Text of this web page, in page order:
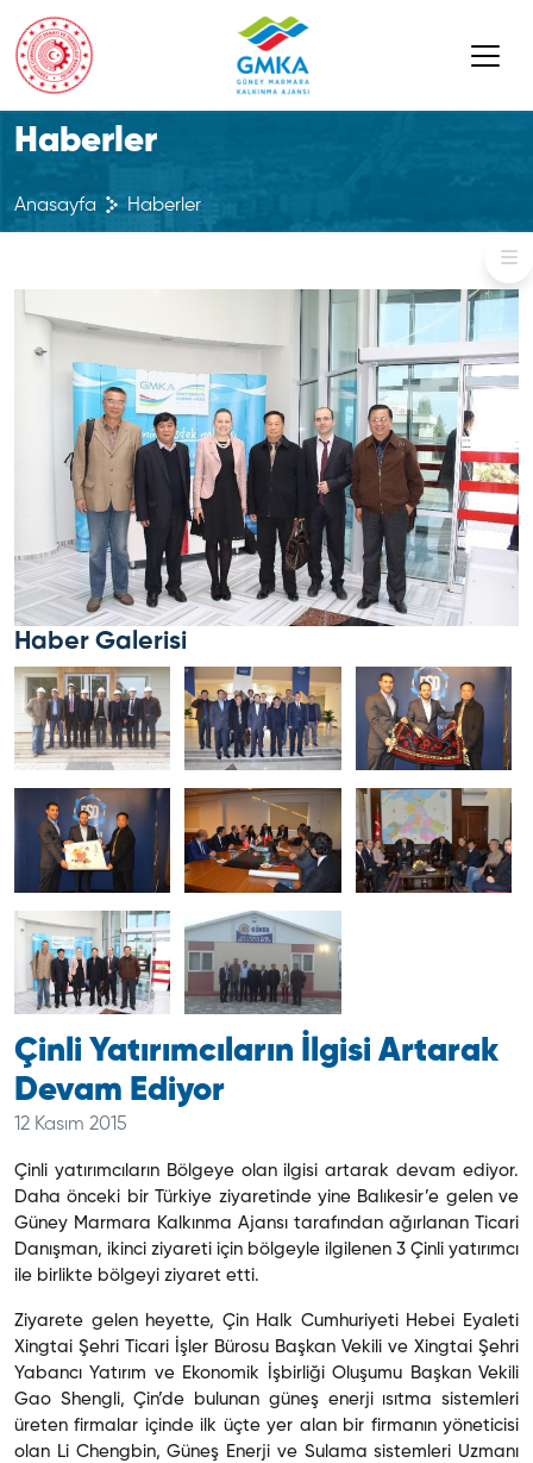
Haberler
Anasayfa Haberler
Haber Galerisi
Çinli Yatırımcıların İlgisi Artarak
Devam Ediyor
12 Kasım 2015
Çinli yatırımcıların Bölgeye olan ilgisi artarak devam ediyor.
Daha önceki bir Türkiye ziyaretinde yine Balıkesir’e gelen ve
Güney Marmara Kalkınma Ajansı tarafından ağırlanan Ticari
Danışman, ikinci ziyareti için bölgeyle ilgilenen 3 Çinli yatırımcı
ile birlikte bölgeyi ziyaret etti.
Ziyarete gelen heyette, Çin Halk Cumhuriyeti Hebei Eyaleti
Xingtai Şehri Ticari İşler Bürosu Başkan Vekili ve Xingtai Şehri
Yabancı Yatırım ve Ekonomik İşbirliği Oluşumu Başkan Vekili
Gao Shengli, Çin’de bulunan güneş enerji ısıtma sistemleri
üreten firmalar içinde ilk üçte yer alan bir firmanın yöneticisi
olan Li Chengbin, Güneş Enerji ve Sulama sistemleri Uzmanı